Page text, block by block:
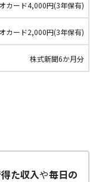
カード4,000円(3年保有)
カード2,000円(3年保有)
株式新聞6か月分
た収入や毎日の